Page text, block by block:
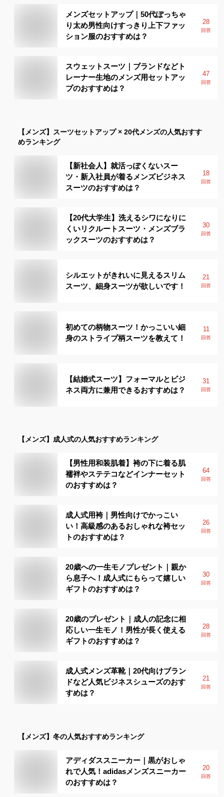
メンズセットアップ｜50代ぽっちゃ
り太め男性向けすっきり上下ファッ
ション服のおすすめは？
28
回答
スウェットスーツ｜ブランドなどト
レーナー生地のメンズ用セットアッ
プのおすすめは？
47
回答
【メンズ】 スーツセットアップ × 20代メンズの人気おすす
めランキング
【新社会人】就活っぽくないスー
ツ・新入社員が着るメンズビジネス
スーツのおすすめは？
18
回答
【20代大学生】洗えるシワになりに
くいリクルートスーツ・メンズブラ
ックスーツのおすすめは？
30
回答
シルエットがきれいに見えるスリム
スーツ、細身スーツが欲しいです！
21
回答
初めての柄物スーツ！かっこいい細
身のストライプ柄スーツを教えて！
11
回答
【結婚式スーツ】フォーマルとビジ
ネス両方に兼用できるおすすめは？
31
回答
【メンズ】 成人式の人気おすすめランキング
【男性用和装肌着】袴の下に着る肌
襦袢やステテコなどインナーセット
のおすすめは？
64
回答
成人式用袴｜男性向けでかっこい
い！高級感のあるおしゃれな袴セッ
トのおすすめは？
26
回答
20歳への一生モノプレゼント｜親か
ら息子へ！成人式にもらって嬉しい
ギフトのおすすめは？
30
回答
20歳のプレゼント｜成人の記念に相
応しい一生モノ！男性が長く使える
ギフトのおすすめは？
28
回答
成人式メンズ革靴｜20代向けブラン
ドなど人気ビジネスシューズのおす
すめは？
21
回答
【メンズ】 冬の人気おすすめランキング
アディダススニーカー｜黒がおしゃ
れで人気！adidasメンズスニーカー
のおすすめは？
20
回答